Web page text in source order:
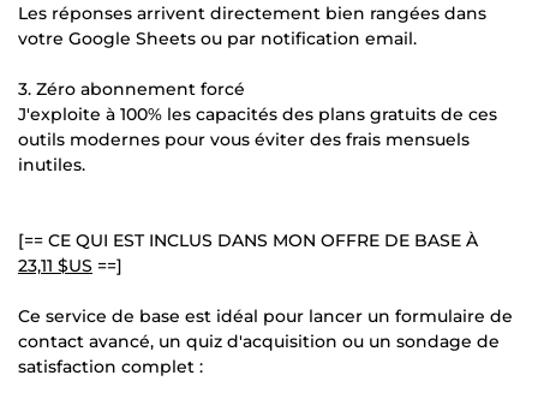
Les réponses arrivent directement bien rangées dans
votre Google Sheets ou par notification email.
3. Zéro abonnement forcé
J'exploite à 100% les capacités des plans gratuits de ces
outils modernes pour vous éviter des frais mensuels
inutiles.
[== CE QUI EST INCLUS DANS MON OFFRE DE BASE À
23,11 $US ==]
Ce service de base est idéal pour lancer un formulaire de
contact avancé, un quiz d'acquisition ou un sondage de
satisfaction complet :